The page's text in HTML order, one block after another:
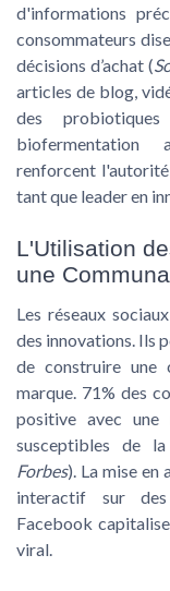
d'informations
consommateurs
décisions d’achat (
articles de blog,
des
biofermentation
renforcent
tant que leader en
L'Utilisation
une
Les réseaux
des innovations. Ils
de construire une
marque. 71% des
positive avec une
susceptibles de
Forbes). La mise en
interactif sur
Facebook
viral.